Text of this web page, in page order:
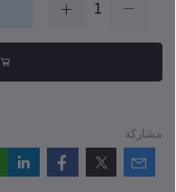
مشاركة